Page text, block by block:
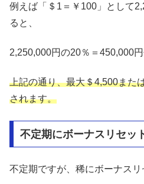
例えば「＄1＝￥100」として
ると、
2,250,000円の20％＝450,000
上記の通り、最大＄4,500また
されます。
不定期にボーナスリセッ
不定期ですが、稀にボーナスリ